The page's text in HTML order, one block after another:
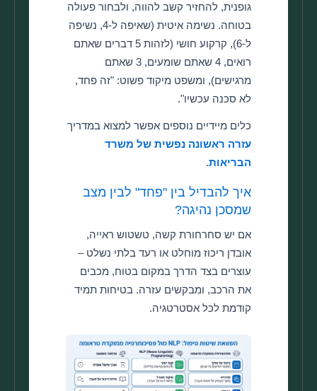
גופנית, להחזיר קשב להווה, ולבחור פעולה
בטוחה. נשימה איטית (שאיפה ל-4, נשיפה
ל-6), קרקוע חושי (לזהות 5 דברים שאתם
רואים, 4 שאתם שומעים, 3 שאתם
מרגישים), ומשפט מיקוד פשוט: "זה פחד,
לא סכנה עכשיו".
כלים מיידיים נוספים אפשר למצוא במדריך
עזרה ראשונה נפשית של משרד
הבריאות.
איך להבדיל בין "פחד" לבין מצב
שמסכן נהיגה?
אם יש סחרחורת קשה, טשטוש ראייה,
אובדן ריכוז מוחלט או רעד בלתי נשלט –
עוצרים בצד הדרך במקום בטוח, מכבים
את הרכב, ומבקשים עזרה. בטיחות תמיד
קודמת לכל אסטרטגיה.